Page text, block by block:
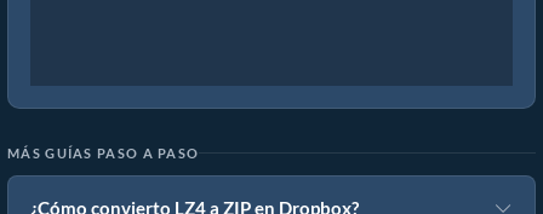
MÁS GUÍAS PASO A PASO
¿Cómo convierto LZ4 a ZIP en Dropbox?